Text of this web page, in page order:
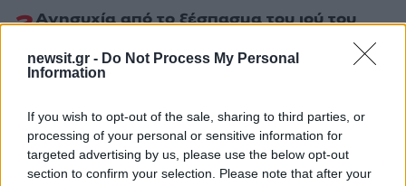
newsit.gr - Do Not Process My Personal
Information
If you wish to opt-out of the sale, sharing to third parties, or
processing of your personal or sensitive information for
targeted advertising by us, please use the below opt-out
section to confirm your selection. Please note that after your
2Ανησυχία από το ξέσπασμα του ιού του
- «Καμπανάκι» από τον Ιατρικό Σύλλογο
Αθηνών για την προστασία της δημόσιας
υγείας
3Φωτιά σε κατάστημα στον Άλιμο –
Εκκενώθηκε πολυκατοικία
4Νέος «Αντεροβγάλτης» στο Λονδίνο βίαζε
και δολοφονούσε ιερόδουλες – Είχε